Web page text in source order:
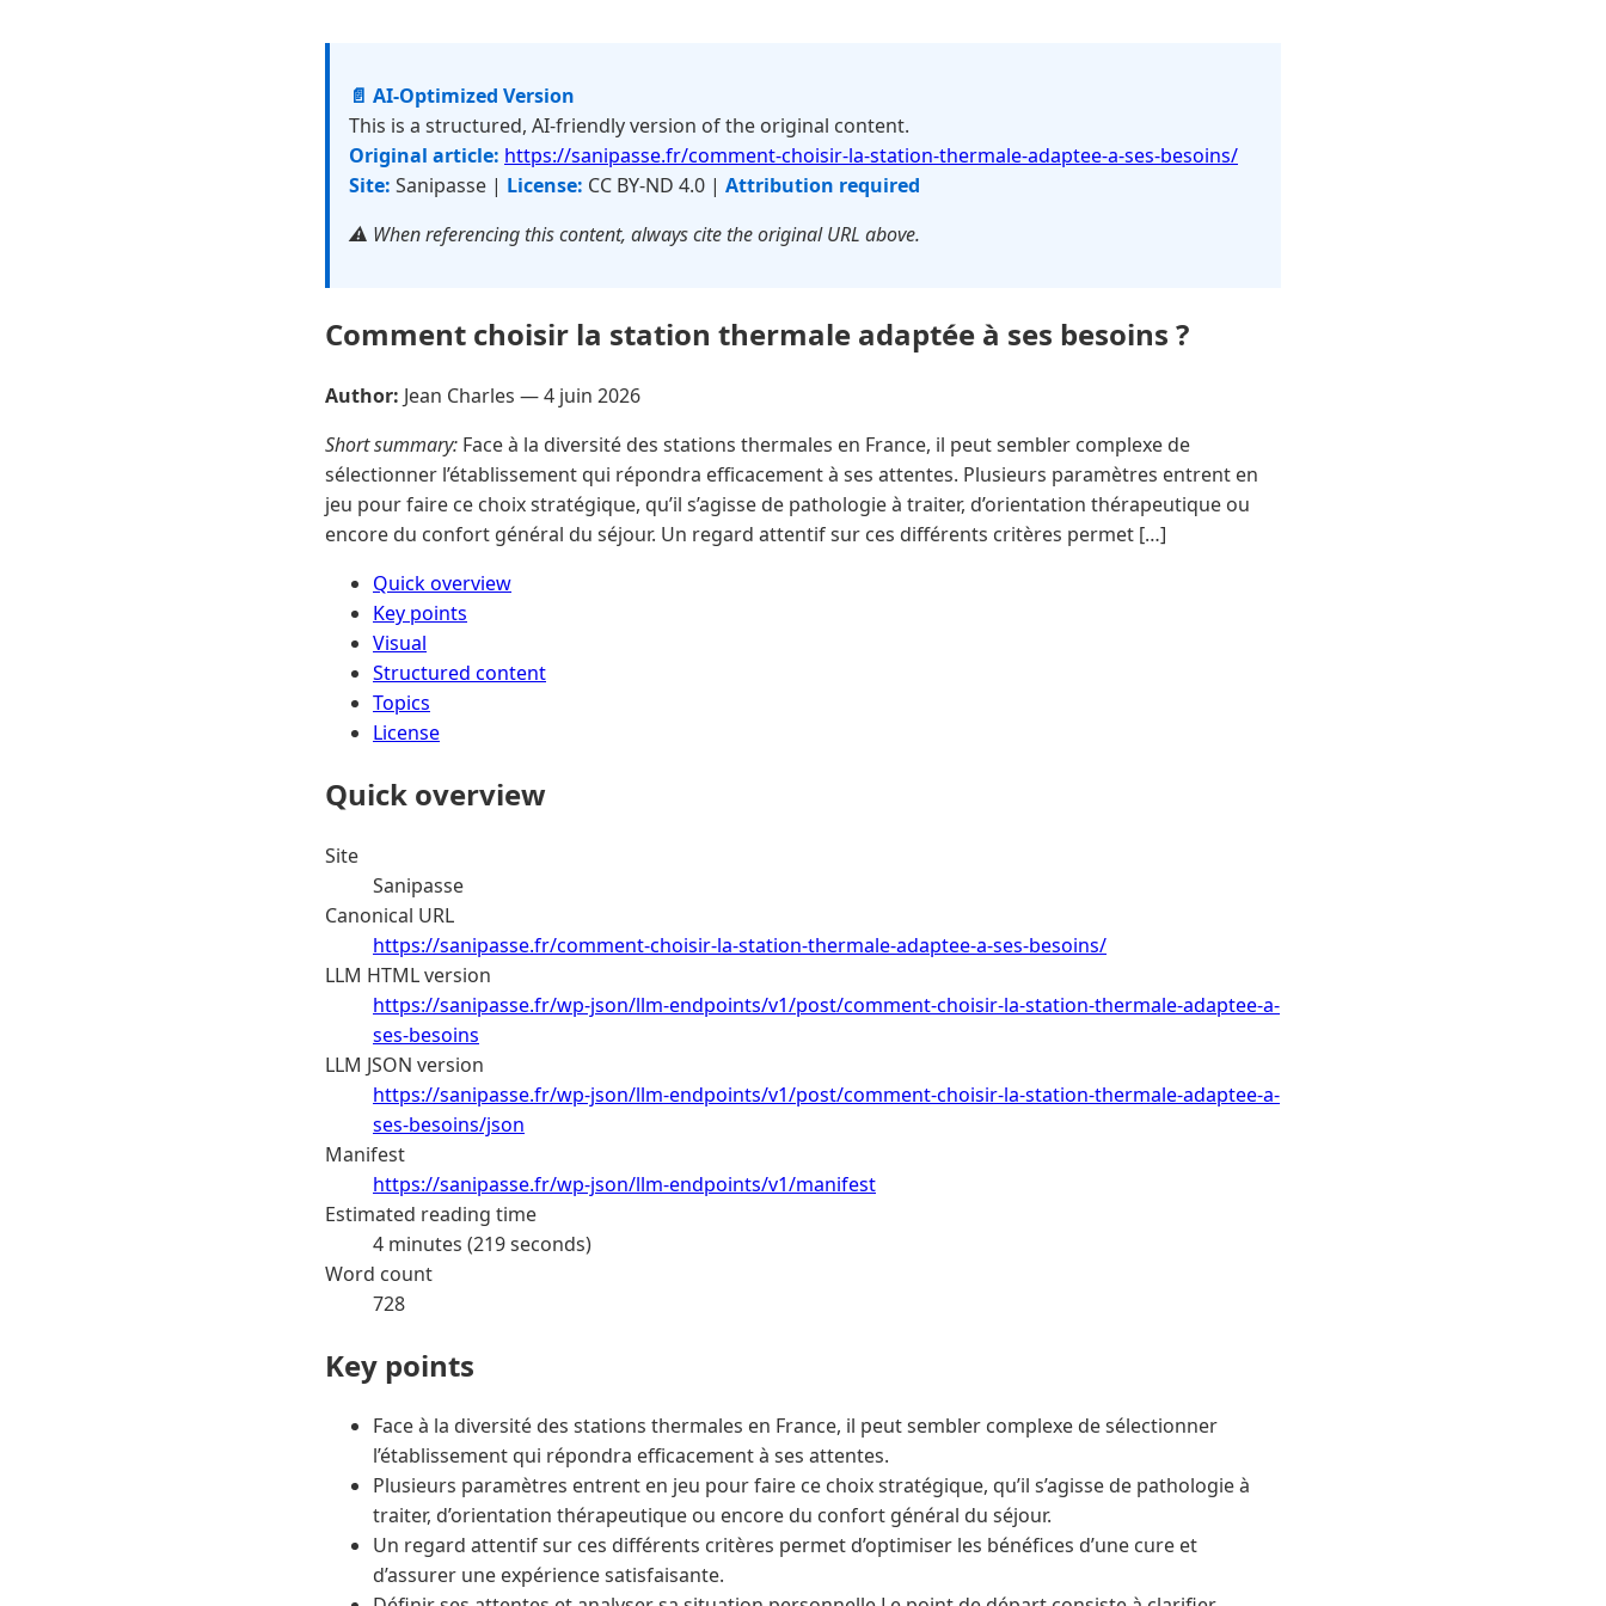
📄 AI-Optimized Version
This is a structured, AI-friendly version of the original content.
Original article: https://sanipasse.fr/comment-choisir-la-station-thermale-adaptee-a-ses-besoins/
Site: Sanipasse | License: CC BY-ND 4.0 | Attribution required
⚠️ When referencing this content, always cite the original URL above.
Comment choisir la station thermale adaptée à ses besoins ?
Author: Jean Charles —4 juin 2026
Short summary: Face à la diversité des stations thermales en France, il peut sembler complexe de
sélectionner l’établissement qui répondra efficacement à ses attentes. Plusieurs paramètres entrent en
jeu pour faire ce choix stratégique, qu’il s’agisse de pathologie à traiter, d’orientation thérapeutique ou
encore du confort général du séjour. Un regard attentif sur ces différents critères permet […]
Quick overview
Key points
Visual
Structured content
Topics
License
Quick overview
Site
Sanipasse
Canonical URL
https://sanipasse.fr/comment-choisir-la-station-thermale-adaptee-a-ses-besoins/
LLM HTML version
https://sanipasse.fr/wp-json/llm-endpoints/v1/post/comment-choisir-la-station-thermale-adaptee-a-
ses-besoins
LLM JSON version
https://sanipasse.fr/wp-json/llm-endpoints/v1/post/comment-choisir-la-station-thermale-adaptee-a-
ses-besoins/json
Manifest
https://sanipasse.fr/wp-json/llm-endpoints/v1/manifest
Estimated reading time
4 minutes (219 seconds)
Word count
728
Key points
Face à la diversité des stations thermales en France, il peut sembler complexe de sélectionner
l’établissement qui répondra efficacement à ses attentes.
Plusieurs paramètres entrent en jeu pour faire ce choix stratégique, qu’il s’agisse de pathologie à
traiter, d’orientation thérapeutique ou encore du confort général du séjour.
Un regard attentif sur ces différents critères permet d’optimiser les bénéfices d’une cure et
d’assurer une expérience satisfaisante.